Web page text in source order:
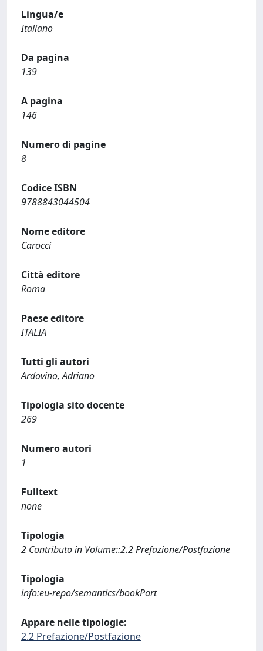
Lingua/e
Italiano
Da pagina
139
A pagina
146
Numero di pagine
8
Codice ISBN
9788843044504
Nome editore
Carocci
Città editore
Roma
Paese editore
ITALIA
Tutti gli autori
Ardovino, Adriano
Tipologia sito docente
269
Numero autori
1
Fulltext
none
Tipologia
2 Contributo in Volume::2.2 Prefazione/Postfazione
Tipologia
info:eu-repo/semantics/bookPart
Appare nelle tipologie:
2.2 Prefazione/Postfazione